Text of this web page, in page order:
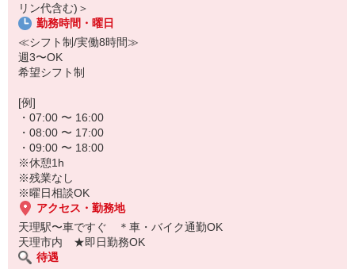
利用者様と会話する時間が長いので、一人ひとりとじっくり関われ
ます♪
「寄り添う看護」が好きな方、大歓迎！
気になった方はお気軽にご応募ください(＾0＾)
リン代含む)＞
勤務時間・曜日
≪シフト制/実働8時間≫
週3〜OK
希望シフト制
[例]
・07:00 〜 16:00
・08:00 〜 17:00
・09:00 〜 18:00
※休憩1h
※残業なし
※曜日相談OK
アクセス・勤務地
天理駅〜車ですぐ ＊車・バイク通勤OK
天理市内 ★即日勤務OK
待遇